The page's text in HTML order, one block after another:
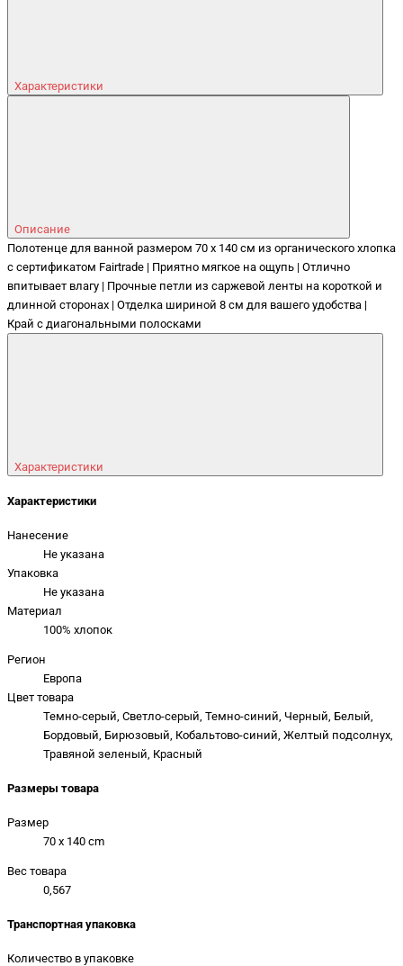
Характеристики
Описание
Полотенце для ванной размером 70 x 140 см из органического хлопка
с сертификатом Fairtrade | Приятно мягкое на ощупь | Отлично
впитывает влагу | Прочные петли из саржевой ленты на короткой и
длинной сторонах | Отделка шириной 8 см для вашего удобства |
Край с диагональными полосками
Характеристики
Характеристики
Нанесение
Не указана
Упаковка
Не указана
Материал
100% хлопок
Регион
Европа
Цвет товара
Темно-серый, Светло-серый, Темно-синий, Черный, Белый,
Бордовый, Бирюзовый, Кобальтово-синий, Желтый подсолнух,
Травяной зеленый, Красный
Размеры товара
Размер
70 x 140 cm
Вес товара
0,567
Транспортная упаковка
Количество в упаковке